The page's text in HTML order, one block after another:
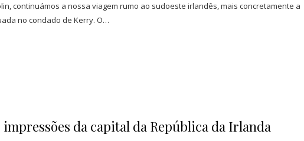
continuámos a nossa viagem rumo ao sudoeste irlandês, mais concretamente a
no condado de Kerry. O…
da capital da República da Irlanda